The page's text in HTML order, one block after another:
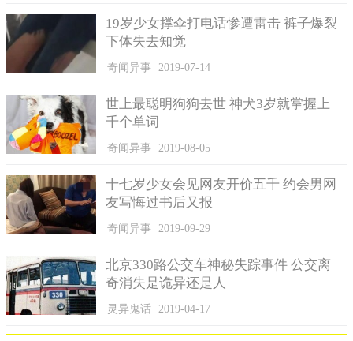
19岁少女撑伞打电话惨遭雷击 裤子爆裂
下体失去知觉
奇闻异事 2019-07-14
世上最聪明狗狗去世 神犬3岁就掌握上
千个单词
奇闻异事 2019-08-05
十七岁少女会见网友开价五千 约会男网
友写悔过书后又报
奇闻异事 2019-09-29
北京330路公交车神秘失踪事件 公交离
奇消失是诡异还是人
灵异鬼话 2019-04-17